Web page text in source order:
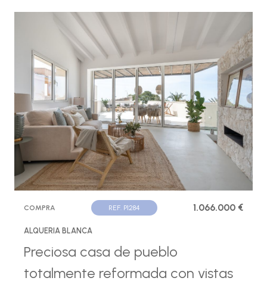
COMPRA REF. P1284 1.066.000 €
ALQUERIA BLANCA
Preciosa casa de pueblo
totalmente reformada con vistas